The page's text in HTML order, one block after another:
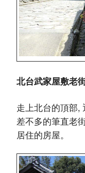
北台武家屋敷老
走上北台的頂部,
差不多的筆直老
居住的房屋。